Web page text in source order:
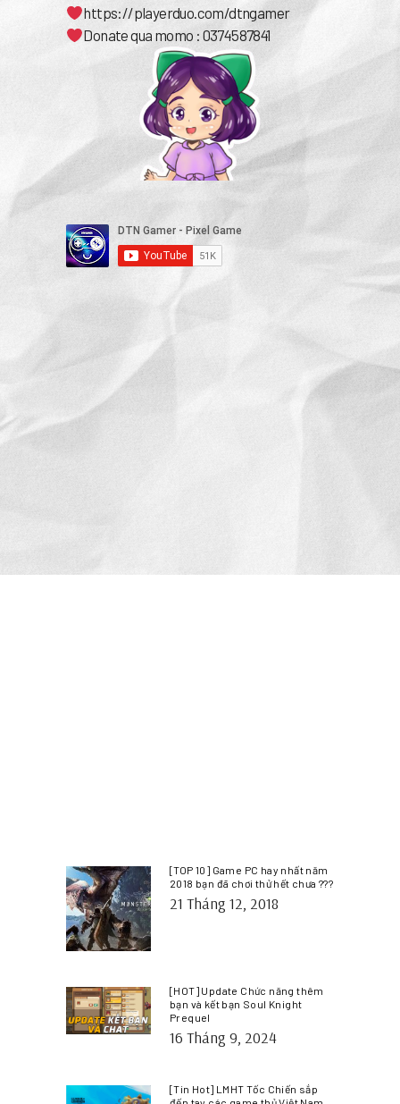
https://playerduo.com/dtngamer
Donate qua momo : 0374587841
[TOP 10] Game PC hay nhất năm
2018 bạn đã chơi thử hết chưa ???
21 Tháng 12, 2018
[HOT] Update Chức năng thêm
bạn và kết bạn Soul Knight
Prequel
16 Tháng 9, 2024
[Tin Hot] LMHT Tốc Chiến sắp